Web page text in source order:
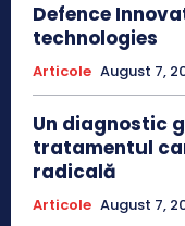
Defence
technologies
Articole August 7,
Un diagnostic
tratamentul
radicală
Articole August 7,